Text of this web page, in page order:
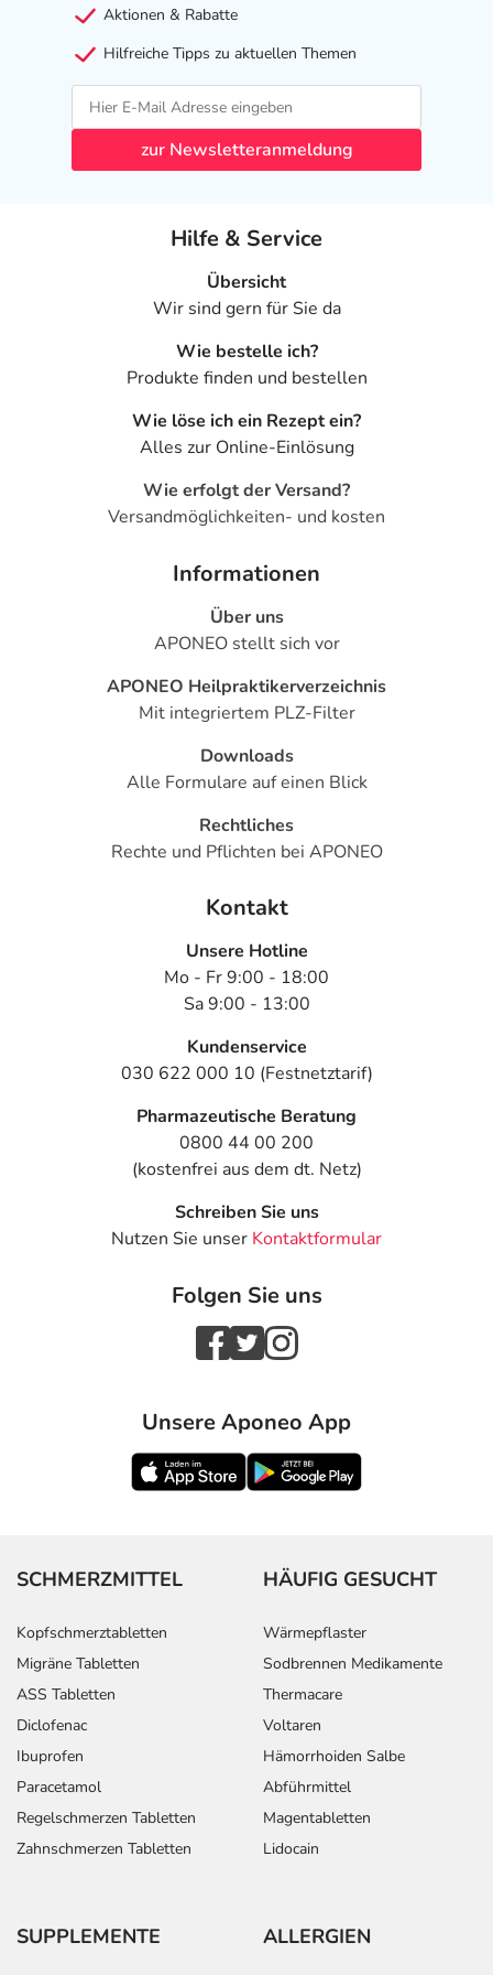
LUPULUS (HOPS) EXTRACT*, PANAX GINSENG (ROOT)
EXTRACT*, BIOTIN.
* CERTIFIED ORGANIC
Adresse des Anbieters/Herstellers
Frenchtop Natural Care Products B.V
1718 MK Hoogwoud
elektronische Adresse: info@frenchtop.com
Angaben gem. EU-Produktsicherheitsverordnung (GPSR)
PDF des Beipackzettelskönnen Sie sich oben
Aktionen & Rabatte
Hilfreiche Tipps zu aktuellen Themen
zur Newsletteranmeldung
Hilfe & Service
Übersicht
Wir sind gern für Sie da
Wie bestelle ich?
Produkte finden und bestellen
Wie löse ich ein Rezept ein?
Alles zur Online-Einlösung
Wie erfolgt der Versand?
Versandmöglichkeiten- und kosten
Informationen
Über uns
APONEO stellt sich vor
APONEO Heilpraktikerverzeichnis
Mit integriertem PLZ-Filter
Downloads
Alle Formulare auf einen Blick
Rechtliches
Rechte und Pflichten bei APONEO
Kontakt
Unsere Hotline
Mo - Fr 9:00 - 18:00
Sa 9:00 - 13:00
Kundenservice
030 622 000 10 (Festnetztarif)
Pharmazeutische Beratung
0800 44 00 200
(kostenfrei aus dem dt. Netz)
Schreiben Sie uns
Nutzen Sie unser Kontaktformular
Folgen Sie uns
Unsere Aponeo App
SCHMERZMITTEL
Kopfschmerztabletten
Migräne Tabletten
ASS Tabletten
Diclofenac
Ibuprofen
Paracetamol
Regelschmerzen Tabletten
Zahnschmerzen Tabletten
HÄUFIG GESUCHT
Wärmepflaster
Sodbrennen Medikamente
Thermacare
Voltaren
Hämorrhoiden Salbe
Abführmittel
Magentabletten
Lidocain
SUPPLEMENTE ALLERGIEN